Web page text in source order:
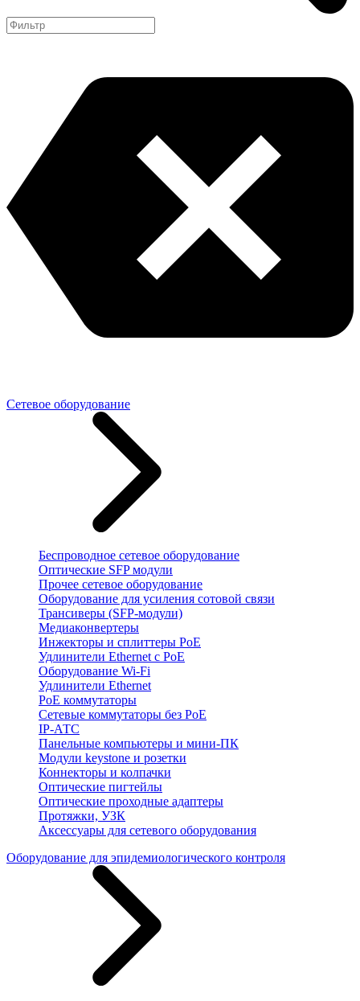
Сетевое оборудование
Беспроводное сетевое оборудование
Оптические SFP модули
Прочее сетевое оборудование
Оборудование для усиления сотовой связи
Трансиверы (SFP-модули)
Медиаконвертеры
Инжекторы и сплиттеры PoE
Удлинители Ethernet с PoE
Оборудование Wi-Fi
Удлинители Ethernet
PoE коммутаторы
Сетевые коммутаторы без PoE
IP-АТС
Панельные компьютеры и мини-ПК
Модули keystone и розетки
Коннекторы и колпачки
Оптические пигтейлы
Оптические проходные адаптеры
Протяжки, УЗК
Аксессуары для сетевого оборудования
Оборудование для эпидемиологического контроля